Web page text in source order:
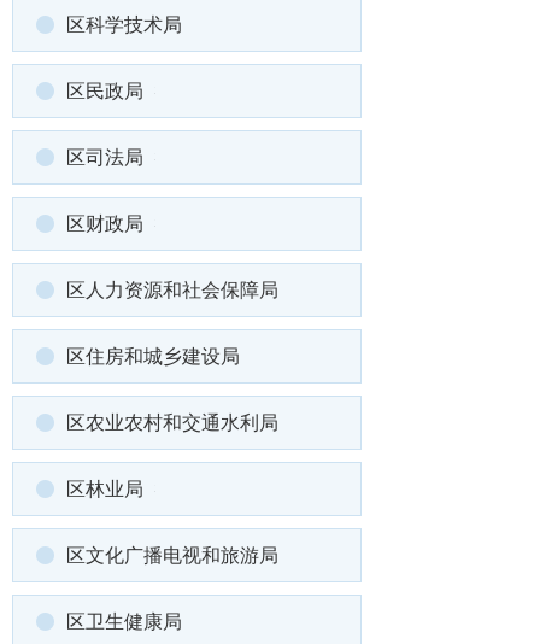
区科学技术局
区民政局
区司法局
区财政局
区人力资源和社会保障局
区住房和城乡建设局
区农业农村和交通水利局
区林业局
区文化广播电视和旅游局
区卫生健康局